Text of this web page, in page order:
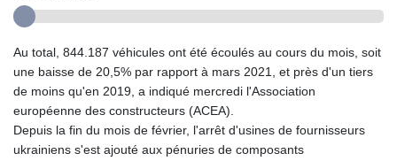
Au total, 844.187 véhicules ont été écoulés au cours du mois, soit
une baisse de 20,5% par rapport à mars 2021, et près d'un tiers
de moins qu'en 2019, a indiqué mercredi l'Association
européenne des constructeurs (ACEA).
Depuis la fin du mois de février, l'arrêt d'usines de fournisseurs
ukrainiens s'est ajouté aux pénuries de composants